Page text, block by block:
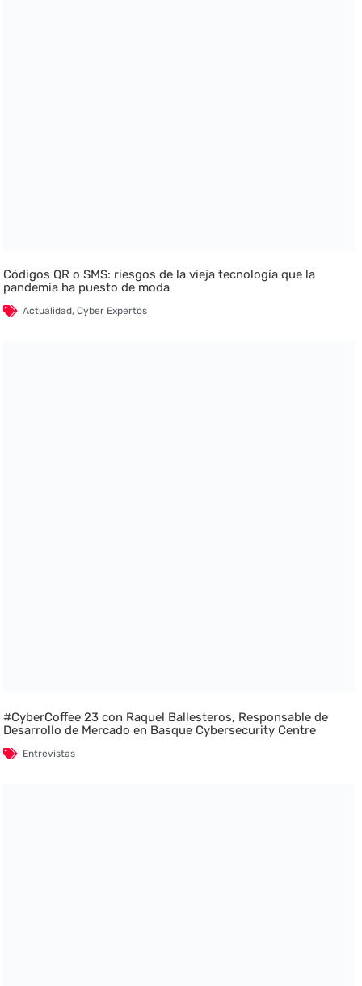
Códigos QR o SMS: riesgos de la vieja tecnología que la
pandemia ha puesto de moda
Actualidad,Cyber Expertos
#CyberCoffee 23 con Raquel Ballesteros, Responsable de
Desarrollo de Mercado en Basque Cybersecurity Centre
Entrevistas